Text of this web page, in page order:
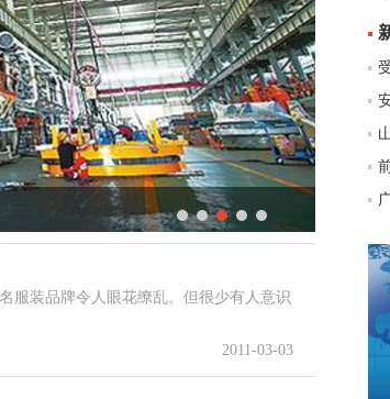
上
服装品牌令人眼花缭乱。但很少有人意识
2011-03-03